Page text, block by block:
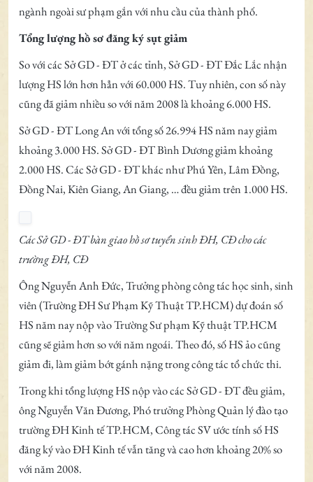
ngành ngoài sư phạm gắn với nhu cầu của thành phố.
Tổng lượng hồ sơ đăng ký sụt giảm
So với các Sở GD - ĐT ở các tỉnh, Sở GD - ĐT Đắc Lắc nhận
lượng HS lớn hơn hẳn với 60.000 HS. Tuy nhiên, con số này
cũng đã giảm nhiều so với năm 2008 là khoảng 6.000 HS.
Sở GD - ĐT Long An với tổng số 26.994 HS năm nay giảm
khoảng 3.000 HS. Sở GD - ĐT Bình Dương giảm khoảng
2.000 HS. Các Sở GD - ĐT khác như Phú Yên, Lâm Đồng,
Đồng Nai, Kiên Giang, An Giang, … đều giảm trên 1.000 HS.
Các Sở GD - ĐT bàn giao hồ sơ tuyển sinh ĐH, CĐ cho các
trường ĐH, CĐ
Ông Nguyễn Anh Đức, Trưởng phòng công tác học sinh, sinh
viên (Trường ĐH Sư Phạm Kỹ Thuật TP.HCM) dự đoán số
HS năm nay nộp vào Trường Sư phạm Kỹ thuật TP.HCM
cũng sẽ giảm hơn so với năm ngoái. Theo đó, số HS ảo cũng
giảm đi, làm giảm bớt gánh nặng trong công tác tổ chức thi.
Trong khi tổng lượng HS nộp vào các Sở GD - ĐT đều giảm,
ông Nguyễn Văn Đương, Phó trưởng Phòng Quản lý đào tạo
trường ĐH Kinh tế TP.HCM, Công tác SV ước tính số HS
đăng ký vào ĐH Kinh tế vẫn tăng và cao hơn khoảng 20% so
với năm 2008.